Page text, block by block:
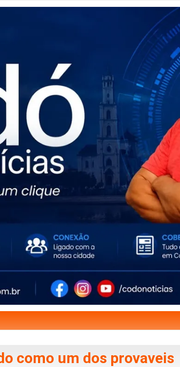
como um dos provaveis